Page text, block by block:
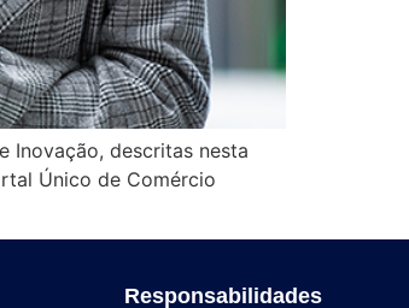
Inovação, descritas nesta
Único de Comércio
Responsabilidades